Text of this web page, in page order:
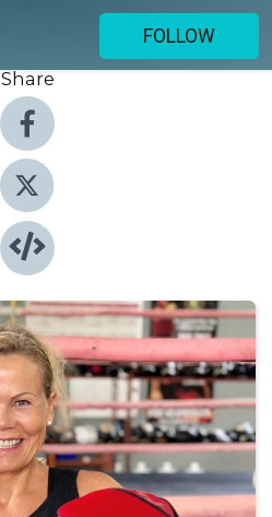
FOLLOW
Share